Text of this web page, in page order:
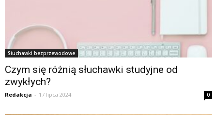
Słuchawki bezprzewodowe
Czym się różnią słuchawki studyjne od
zwykłych?
Redakcja - 17 lipca 2024 0